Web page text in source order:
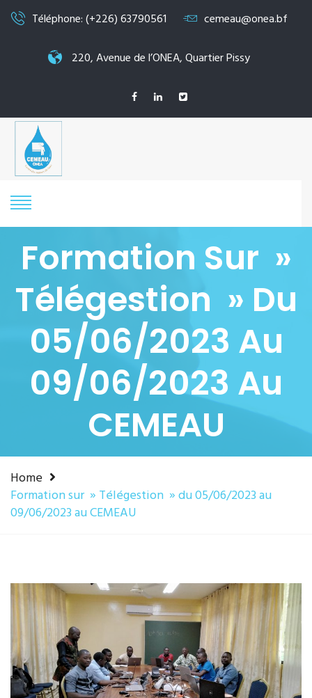
Téléphone: (+226) 63790561 cemeau@onea.bf
220, Avenue de l’ONEA, Quartier Pissy
Formation Sur »
Télégestion » Du
05/06/2023 Au
09/06/2023 Au
CEMEAU
Home
Formation sur » Télégestion » du 05/06/2023 au
09/06/2023 au CEMEAU